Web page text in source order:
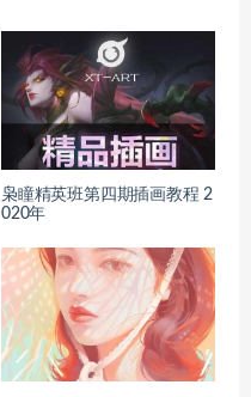
枭瞳精英班第四期插画教程 2
020年